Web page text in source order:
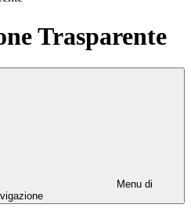
Trasparente
Menu di